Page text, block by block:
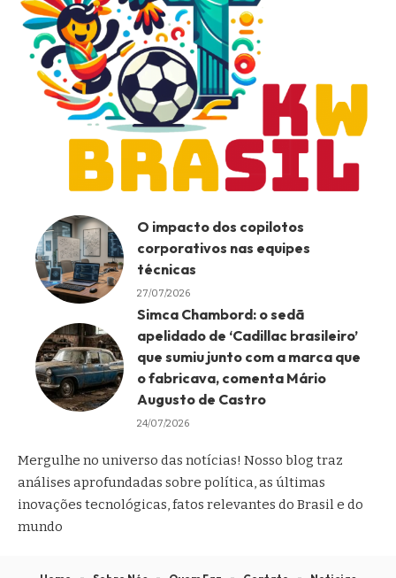
O impacto dos copilotos
corporativos nas equipes
técnicas
27/07/2026
Simca Chambord: o sedã
apelidado de ‘Cadillac brasileiro’
que sumiu junto com a marca que
o fabricava, comenta Mário
Augusto de Castro
24/07/2026
Mergulhe no universo das notícias! Nosso blog traz
análises aprofundadas sobre política, as últimas
inovações tecnológicas, fatos relevantes do Brasil e do
mundo